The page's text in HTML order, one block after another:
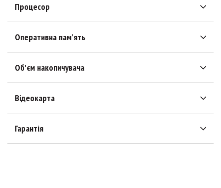
Процесор
Оперативна пам'ять
Об'єм накопичувача
Відеокарта
Гарантія